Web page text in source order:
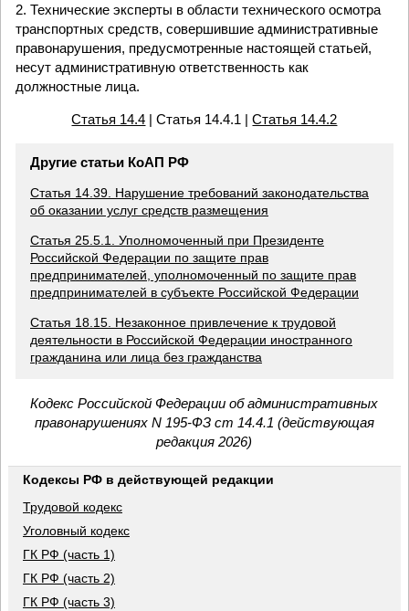
2. Технические эксперты в области технического осмотра
транспортных средств, совершившие административные
правонарушения, предусмотренные настоящей статьей,
несут административную ответственность как
должностные лица.
Статья 14.4 | Статья 14.4.1 |Статья 14.4.2
Другие статьи КоАП РФ
Статья 14.39. Нарушение требований законодательства
об оказании услуг средств размещения
Статья 25.5.1. Уполномоченный при Президенте
Российской Федерации по защите прав
предпринимателей, уполномоченный по защите прав
предпринимателей в субъекте Российской Федерации
Статья 18.15. Незаконное привлечение к трудовой
деятельности в Российской Федерации иностранного
гражданина или лица без гражданства
Кодекс Российской Федерации об административных
правонарушениях N 195-ФЗ ст 14.4.1 (действующая
редакция 2026)
Кодексы РФ в действующей редакции
Трудовой кодекс
Уголовный кодекс
ГК РФ (часть 1)
ГК РФ (часть 2)
ГК РФ (часть 3)